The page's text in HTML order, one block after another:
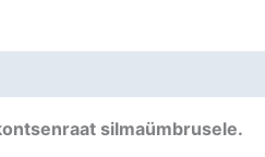
silmaümbrusele.